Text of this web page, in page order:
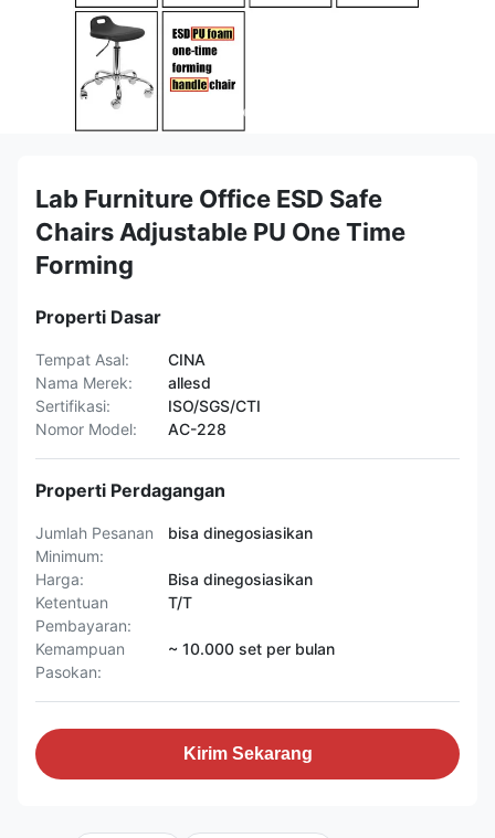
Lab Furniture Office ESD Safe
Chairs Adjustable PU One Time
Forming
Properti Dasar
Tempat Asal:
CINA
Nama Merek:
allesd
Sertifikasi:
ISO/SGS/CTI
Nomor Model:
AC-228
Properti Perdagangan
Jumlah Pesanan
Minimum:
bisa dinegosiasikan
Harga:
Bisa dinegosiasikan
Ketentuan
Pembayaran:
T/T
Kemampuan
Pasokan:
~ 10.000 set per bulan
Kirim Sekarang